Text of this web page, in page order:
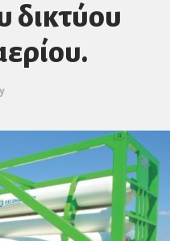
δικτύου